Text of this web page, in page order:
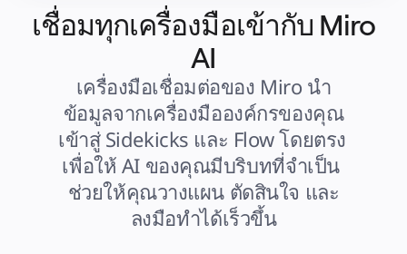
กรณีใช้งาน
เรื่องเด่น
สำรวจคู่มือ AI
Diagramming
เวิร์กชอป
การระดมสมอง
แผนผังความคิด
การแมปแนวคิด
ผังงาน
เฉพาะทาง
การจัดทำแผนการทำงาน
การแมปกระบวนการ
เชื่อมทุกเครื่องมือเข้ากับ Miro
AI
เครื่องมือเชื่อมต่อของ Miro นำ
ข้อมูลจากเครื่องมือองค์กรของคุณ
เข้าสู่ Sidekicks และ Flow โดยตรง
เพื่อให้ AI ของคุณมีบริบทที่จำเป็น
ช่วยให้คุณวางแผน ตัดสินใจ และ
ลงมือทำได้เร็วขึ้น